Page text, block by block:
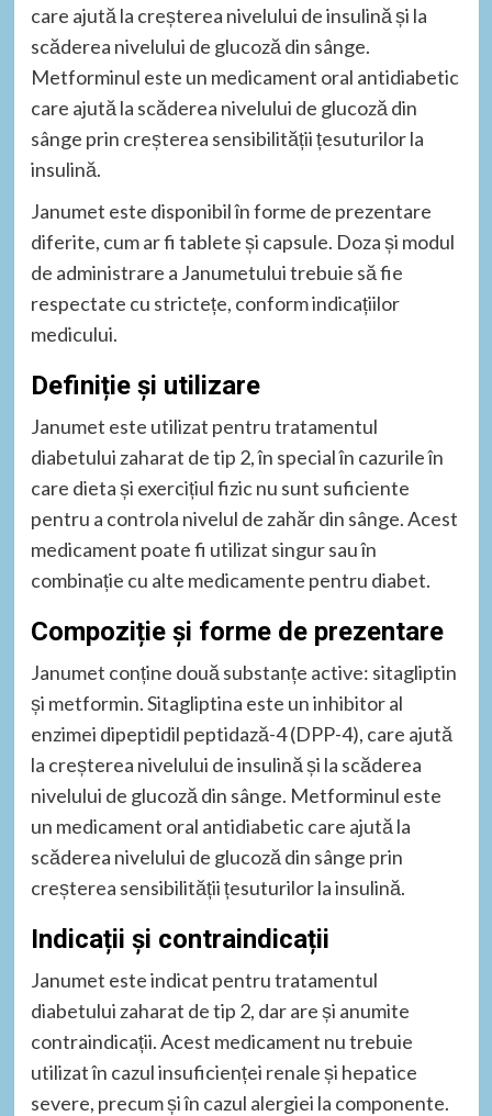
care ajută la creșterea nivelului de insulină și la
scăderea nivelului de glucoză din sânge.
Metforminul este un medicament oral antidiabetic
care ajută la scăderea nivelului de glucoză din
sânge prin creșterea sensibilității țesuturilor la
insulină.
Janumet este disponibil în forme de prezentare
diferite, cum ar fi tablete și capsule. Doza și modul
de administrare a Janumetului trebuie să fie
respectate cu strictețe, conform indicațiilor
medicului.
Definiție și utilizare
Janumet este utilizat pentru tratamentul
diabetului zaharat de tip 2, în special în cazurile în
care dieta și exercițiul fizic nu sunt suficiente
pentru a controla nivelul de zahăr din sânge. Acest
medicament poate fi utilizat singur sau în
combinație cu alte medicamente pentru diabet.
Compoziție și forme de prezentare
Janumet conține două substanțe active: sitagliptin
și metformin. Sitagliptina este un inhibitor al
enzimei dipeptidil peptidază-4 (DPP-4), care ajută
la creșterea nivelului de insulină și la scăderea
nivelului de glucoză din sânge. Metforminul este
un medicament oral antidiabetic care ajută la
scăderea nivelului de glucoză din sânge prin
creșterea sensibilității țesuturilor la insulină.
Indicații și contraindicații
Janumet este indicat pentru tratamentul
diabetului zaharat de tip 2, dar are și anumite
contraindicații. Acest medicament nu trebuie
utilizat în cazul insuficienței renale și hepatice
severe, precum și în cazul alergiei la componente.